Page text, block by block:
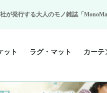
ノ雑誌「MonoMaster（モノマスタ
ア 掛け布団カバー
ル 掛け布団カバー
ルロング 掛け布団
ブル 掛け布団カバ
掛け布団カバー
ロング 掛け布団カ
ン 掛け布団カバー
け布団カバー
ア 敷布団カバー
ングル 敷布団カバ
ル 敷布団カバー
ルロング 敷布団カ
敷布団カバー
枕カバー
枕カバー
枕カバー
枕カバー
ル BOXシーツ
ルロング BOXシー
ブル BOXシーツ
BOXシーツ
ーロング BOXシー
2点セット
3点セット
ット
イズ
サイズ
ルサイズ
イズ
綿100%
ラグ・マット カーテ
既成
遮光
レー
ン
ン
テン